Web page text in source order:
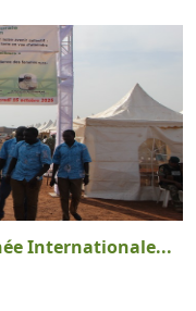
Internationale...